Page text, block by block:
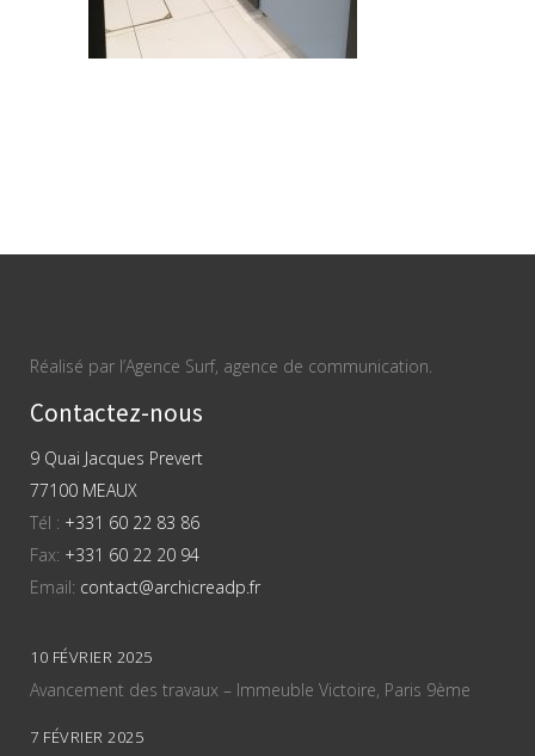
Réalisé par l’Agence Surf, agence de communication.
Contactez-nous
9 Quai Jacques Prevert
77100 MEAUX
Tél : +331 60 22 83 86
Fax: +331 60 22 20 94
Email: contact@archicreadp.fr
10 FÉVRIER 2025
Avancement des travaux – Immeuble Victoire, Paris 9ème
7 FÉVRIER 2025